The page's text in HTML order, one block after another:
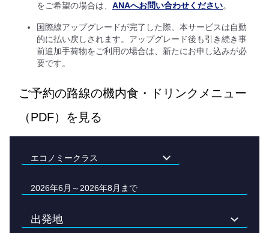
をご希望の場合は、 ANAへお問い合わせください。
国際線アップグレードが完了した際、本サービスは自動
的に払い戻しされます。アップグレード後も引き続き事
前追加手荷物をご利用の場合は、新たにお申し込みが必
要です。
ご予約の路線の機内食・ドリンクメニュー
（PDF）を見る
2026年6月～2026年8月まで